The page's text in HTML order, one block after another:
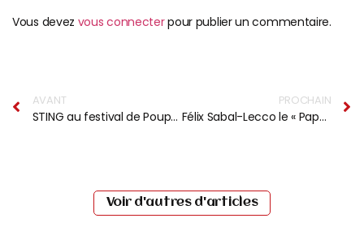
Vous devez vous connecterpour publier un commentaire.
AVANT
STING au festival de Poupet
PROCHAIN
Félix Sabal-Lecco le « Papagroove » de Manu Dibango
Voir d'autres d'articles